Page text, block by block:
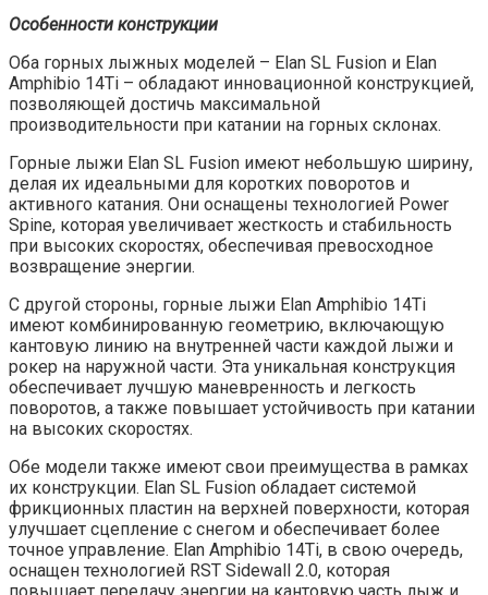
Особенности конструкции
Оба горных лыжных моделей – Elan SL Fusion и Elan
Amphibio 14Ti – обладают инновационной конструкцией,
позволяющей достичь максимальной
производительности при катании на горных склонах.
Горные лыжи Elan SL Fusion имеют небольшую ширину,
делая их идеальными для коротких поворотов и
активного катания. Они оснащены технологией Power
Spine, которая увеличивает жесткость и стабильность
при высоких скоростях, обеспечивая превосходное
возвращение энергии.
С другой стороны, горные лыжи Elan Amphibio 14Ti
имеют комбинированную геометрию, включающую
кантовую линию на внутренней части каждой лыжи и
рокер на наружной части. Эта уникальная конструкция
обеспечивает лучшую маневренность и легкость
поворотов, а также повышает устойчивость при катании
на высоких скоростях.
Обе модели также имеют свои преимущества в рамках
их конструкции. Elan SL Fusion обладает системой
фрикционных пластин на верхней поверхности, которая
улучшает сцепление с снегом и обеспечивает более
точное управление. Elan Amphibio 14Ti, в свою очередь,
оснащен технологией RST Sidewall 2.0, которая